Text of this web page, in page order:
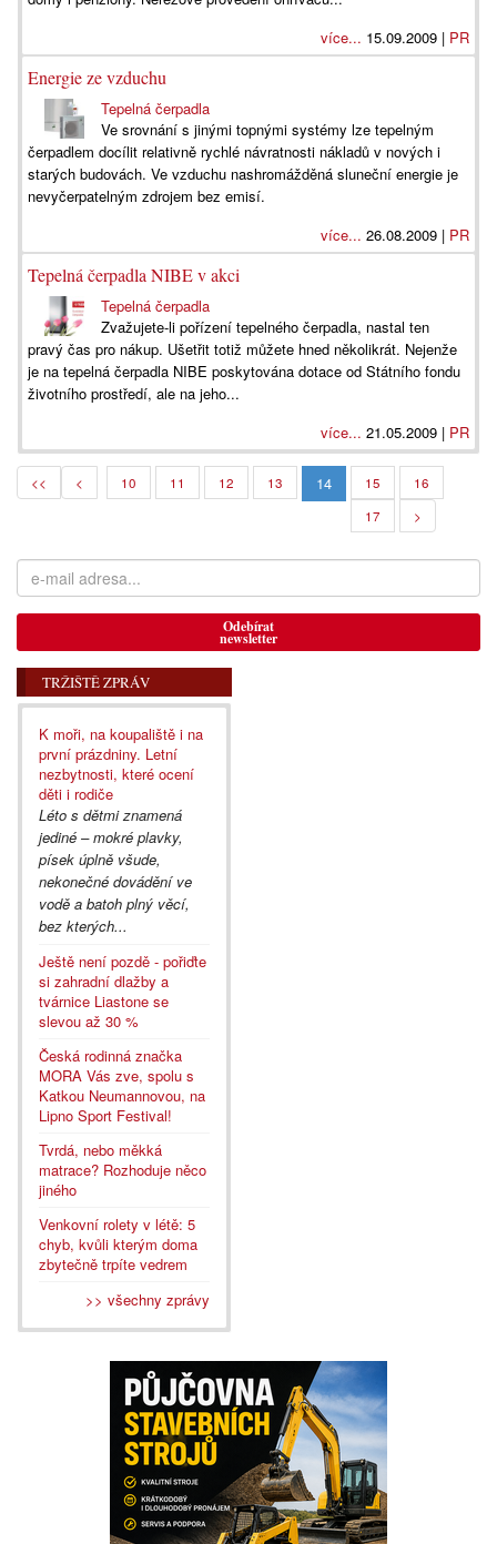
více... 15.09.2009 | PR
Energie ze vzduchu
Tepelná čerpadla
Ve srovnání s jinými topnými systémy lze tepelným
čerpadlem docílit relativně rychlé návratnosti nákladů v nových i
starých budovách. Ve vzduchu nashromážděná sluneční energie je
nevyčerpatelným zdrojem bez emisí.
více... 26.08.2009 | PR
Tepelná čerpadla NIBE v akci
Tepelná čerpadla
Zvažujete-li pořízení tepelného čerpadla, nastal ten
pravý čas pro nákup. Ušetřit totiž můžete hned několikrát. Nejenže
je na tepelná čerpadla NIBE poskytována dotace od Státního fondu
životního prostředí, ale na jeho...
více... 21.05.2009 | PR
<< < 10 11 12 13 14 15
16
17
>
Odebírat
newsletter
TRŽIŠTĚ ZPRÁV
K moři, na koupaliště i na
první prázdniny. Letní
nezbytnosti, které ocení
děti i rodiče
Léto s dětmi znamená
jediné – mokré plavky,
písek úplně všude,
nekonečné dovádění ve
vodě a batoh plný věcí,
bez kterých...
Ještě není pozdě - pořiďte
si zahradní dlažby a
tvárnice Liastone se
slevou až 30 %
Česká rodinná značka
MORA Vás zve, spolu s
Katkou Neumannovou, na
Lipno Sport Festival!
Tvrdá, nebo měkká
matrace? Rozhoduje něco
jiného
Venkovní rolety v létě: 5
chyb, kvůli kterým doma
zbytečně trpíte vedrem
>> všechny zprávy